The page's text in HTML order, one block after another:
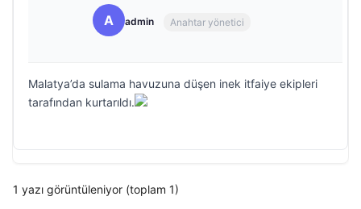
A admin Anahtar yönetici
Malatya’da sulama havuzuna düşen inek itfaiye ekipleri
tarafından kurtarıldı.
1 yazı görüntüleniyor (toplam 1)